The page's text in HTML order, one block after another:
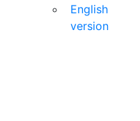
English
version